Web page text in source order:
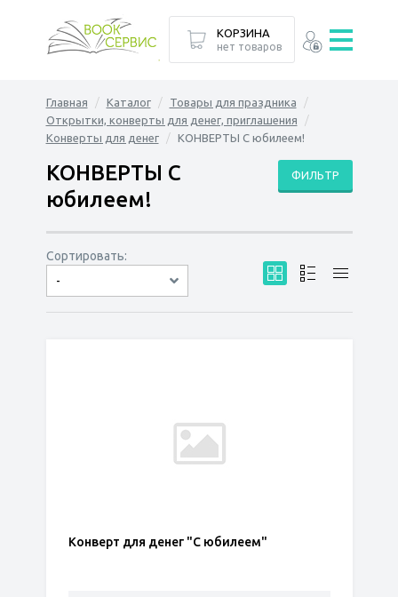
Главная Каталог
Товары для праздника
Открытки, конверты для денег, приглашения
Конверты для денег
КОНВЕРТЫ С юбилеем!
ФИЛЬТР
КОНВЕРТЫ С
юбилеем!
Сортировать:
-
по дате
по популярности
сначала дешёвые
сначала дорогие
Конверт для денег "С юбилеем"
КОРЗИНА
нет товаров